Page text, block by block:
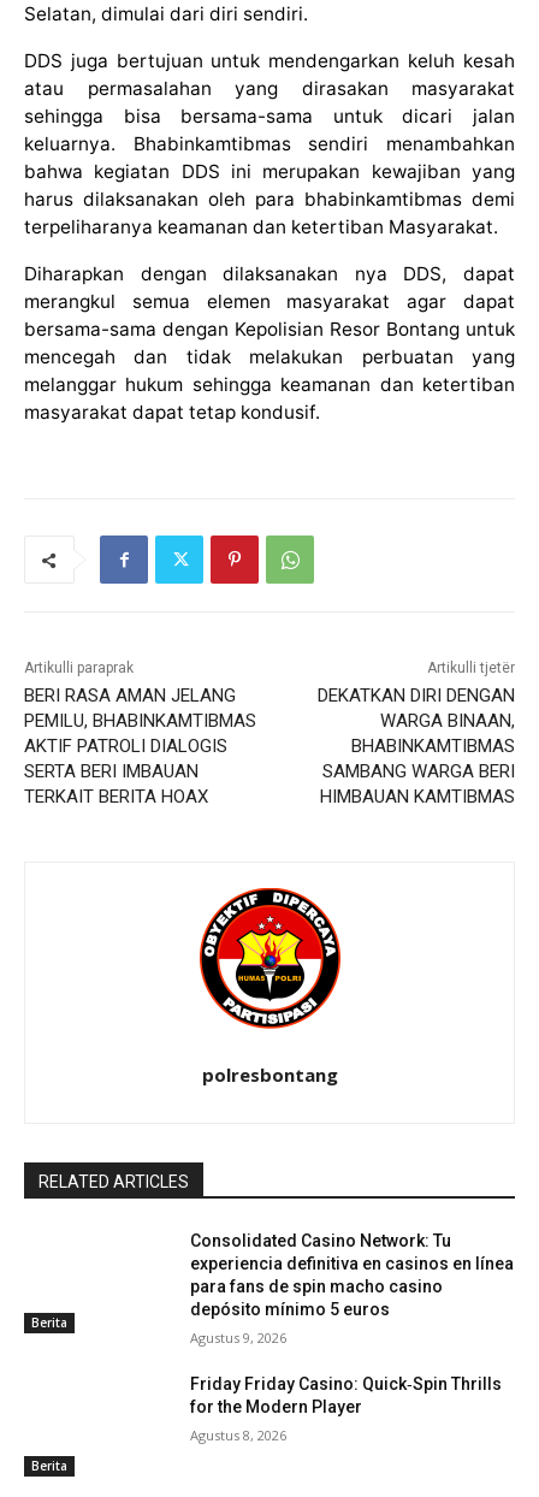
Selatan, dimulai dari diri sendiri.
DDS juga bertujuan untuk mendengarkan keluh kesah
atau permasalahan yang dirasakan masyarakat
sehingga bisa bersama-sama untuk dicari jalan
keluarnya. Bhabinkamtibmas sendiri menambahkan
bahwa kegiatan DDS ini merupakan kewajiban yang
harus dilaksanakan oleh para bhabinkamtibmas demi
terpeliharanya keamanan dan ketertiban Masyarakat.
Diharapkan dengan dilaksanakan nya DDS, dapat
merangkul semua elemen masyarakat agar dapat
bersama-sama dengan Kepolisian Resor Bontang untuk
mencegah dan tidak melakukan perbuatan yang
melanggar hukum sehingga keamanan dan ketertiban
masyarakat dapat tetap kondusif.
Artikulli paraprak
BERI RASA AMAN JELANG
PEMILU, BHABINKAMTIBMAS
AKTIF PATROLI DIALOGIS
SERTA BERI IMBAUAN
TERKAIT BERITA HOAX
Artikulli tjetër
DEKATKAN DIRI DENGAN
WARGA BINAAN,
BHABINKAMTIBMAS
SAMBANG WARGA BERI
HIMBAUAN KAMTIBMAS
polresbontang
RELATED ARTICLES
Berita
Consolidated Casino Network: Tu
experiencia definitiva en casinos en línea
para fans de spin macho casino
depósito mínimo 5 euros
Agustus 9, 2026
Berita
Friday Friday Casino: Quick‑Spin Thrills
for the Modern Player
Agustus 8, 2026